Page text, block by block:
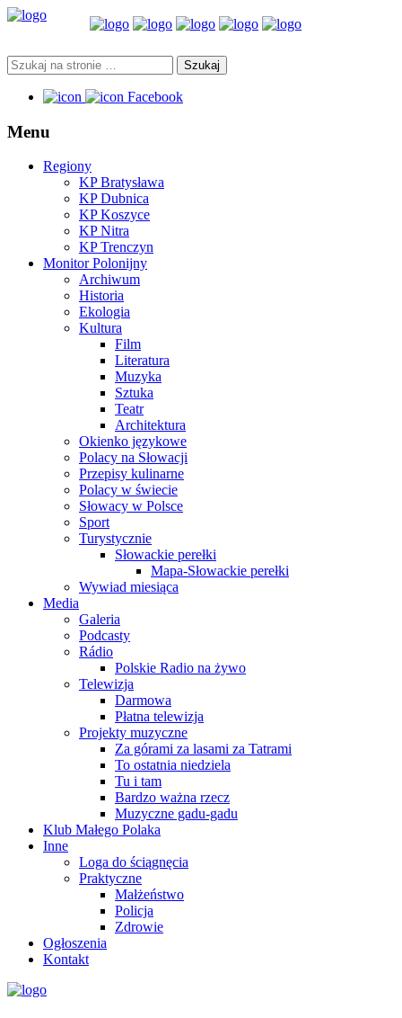
Facebook
Menu
Regiony
KP Bratysława
KP Dubnica
KP Koszyce
KP Nitra
KP Trenczyn
Monitor Polonijny
Archiwum
Historia
Ekologia
Kultura
Film
Literatura
Muzyka
Sztuka
Teatr
Architektura
Okienko językowe
Polacy na Słowacji
Przepisy kulinarne
Polacy w świecie
Słowacy w Polsce
Sport
Turystycznie
Słowackie perełki
Mapa-Słowackie perełki
Wywiad miesiąca
Media
Galeria
Podcasty
Rádio
Polskie Radio na żywo
Telewizja
Darmowa
Płatna telewizja
Projekty muzyczne
Za górami za lasami za Tatrami
To ostatnia niedziela
Tu i tam
Bardzo ważna rzecz
Muzyczne gadu-gadu
Klub Małego Polaka
Inne
Loga do ściągnęcia
Praktyczne
Małżeństwo
Policja
Zdrowie
Ogłoszenia
Kontakt